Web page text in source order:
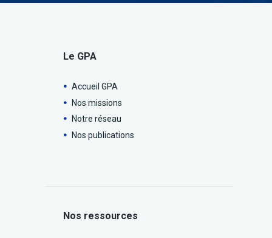
Le GPA
Accueil GPA
Nos missions
Notre réseau
Nos publications
Nos ressources